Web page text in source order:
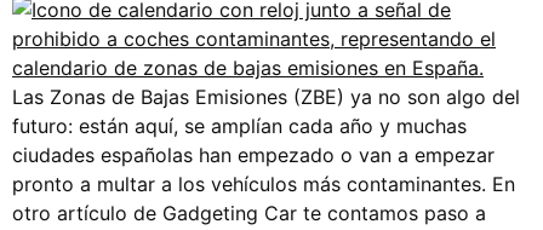
Las Zonas de Bajas Emisiones (ZBE) ya no son algo del
futuro: están aquí, se amplían cada año y muchas
ciudades españolas han empezado o van a empezar
pronto a multar a los vehículos más contaminantes. En
otro artículo de Gadgeting Car te contamos paso a